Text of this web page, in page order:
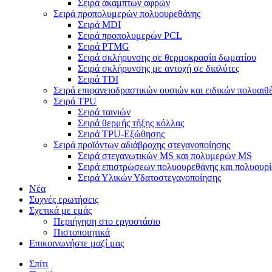
Σειρά άκαμπτων αφρών
Σειρά προπολυμερών πολυουρεθάνης
Σειρά MDI
Σειρά προπολυμερών PCL
Σειρά PTMG
Σειρά σκλήρυνσης σε θερμοκρασία δωματίου
Σειρά σκλήρυνσης με αντοχή σε διαλύτες
Σειρά TDI
Σειρά επιφανειοδραστικών ουσιών και ειδικών
Σειρά TPU
Σειρά ταινιών
Σειρά θερμής τήξης κόλλας
Σειρά TPU-Εξώθησης
Σειρά προϊόντων αδιάβροχης στεγανοποίησης
Σειρά στεγανωτικών MS και πολυμερών MS
Σειρά επιστρώσεων πολυουρεθάνης και
Σειρά Υλικών Υδατοστεγανοποίησης
Νέα
Συχνές ερωτήσεις
Σχετικά με εμάς
Περιήγηση στο εργοστάσιο
Πιστοποιητικά
Επικοινωνήστε μαζί μας
Σπίτι